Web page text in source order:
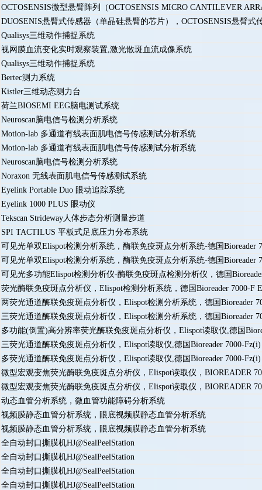
OCTOSENSIS微型悬臂阵列（OCTOSENSIS MICRO CANTILEVER
DUOSENIS悬臂式传感器（单晶硅悬臂的芯片），OCTOSENSIS悬臂式
Qualisys三维动作捕捉系统
视网膜血流变化实时观察装置,激光散斑血流成像系统
Qualisys三维动作捕捉系统
Bertec测力系统
Kistler三维动态测力台
荷兰BIOSEMI EEG脑电测试系统
Neuroscan脑电信号检测分析系统
Motion-lab 多通道有线表面肌电信号传感测试分析系统
Motion-lab 多通道有线表面肌电信号传感测试分析系统
Neuroscan脑电信号检测分析系统
Noraxon 无线表面肌电信号传感测试系统
Eyelink Portable Duo 眼动追踪系统
Eyelink 1000 PLUS 眼动仪
Tekscan Strideway人体步态分析测量步道
SPI TACTILUS 平板式足底压力分布系统
可见光单双Elispot检测分析系统，酶联免疫斑点分析系统-德国Bioreader
可见光单双Elispot检测分析系统，酶联免疫斑点分析系统-德国Bioreader
可见光多功能Elispot检测分析仪-酶联免疫斑点检测分析仪，德国
荧光酶联免疫斑点分析仪，Elispot检测分析系统，德国Bioreader 7000-F
两荧光通道酶联免疫斑点分析仪，Elispot检测分析系统，德国Bioreader
三荧光通道酶联免疫斑点分析仪，Elispot检测分析系统，德国Bioreader
多功能(倒置)高分辨率荧光酶联免疫斑点分析仪，Elispot读取仪,德国
三荧光通道酶联免疫斑点分析仪，Elispot读取仪,德国Bioreader 7000-Fz(i)
多荧光通道酶联免疫斑点分析仪，Elispot读取仪,德国Bioreader 7000-Fz(i)
微型宏观变焦荧光酶联免疫斑点分析仪，Elispot读取仪，BIOREADER
微型宏观变焦荧光酶联免疫斑点分析仪，Elispot读取仪，BIOREADER
动态血管分析系统，微血管功能障碍分析系统
视频膜静态血管分析系统，眼底视频膜静态血管分析系统
视频膜静态血管分析系统，眼底视频膜静态血管分析系统
全自动封口撕膜机HJ@SealPeelStation
全自动封口撕膜机HJ@SealPeelStation
全自动封口撕膜机HJ@SealPeelStation
全自动封口撕膜机HJ@SealPeelStation